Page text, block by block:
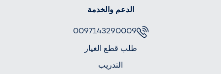
الدعم والخدمة
0097143290009
طلب قطع الغيار
التدريب